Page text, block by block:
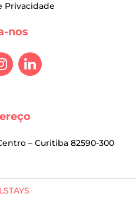
Privacidade
nos
– Curitiba 82590-300